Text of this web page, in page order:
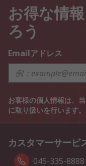
お得な情
ろう
Emailアドレス
お客様の個人情報は、
に取り扱いを行います。
カスタマーサービ
045-335-8888